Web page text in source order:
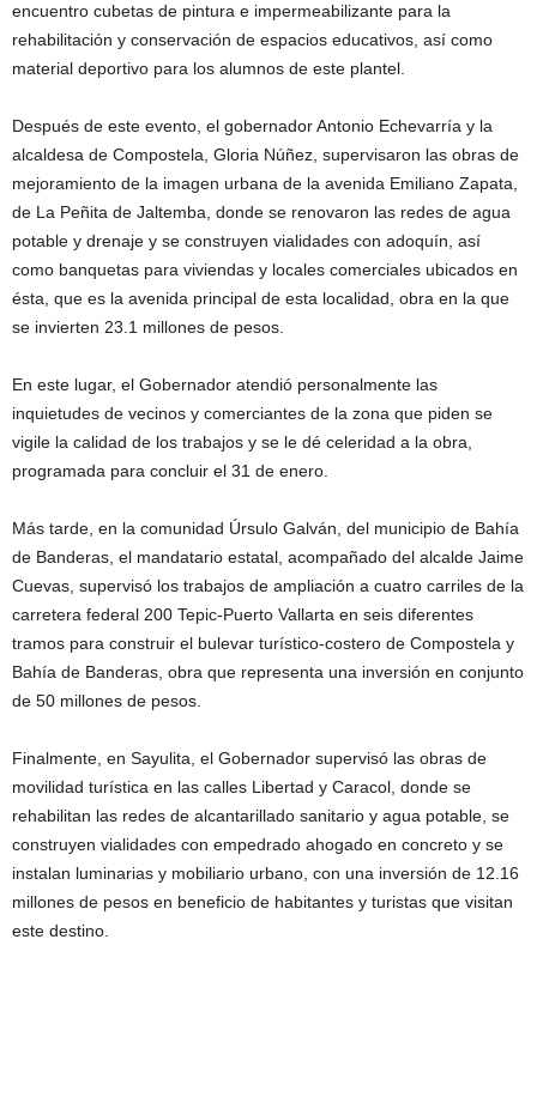
encuentro cubetas de pintura e impermeabilizante para la
rehabilitación y conservación de espacios educativos, así como
material deportivo para los alumnos de este plantel.
Después de este evento, el gobernador Antonio Echevarría y la
alcaldesa de Compostela, Gloria Núñez, supervisaron las obras de
mejoramiento de la imagen urbana de la avenida Emiliano Zapata,
de La Peñita de Jaltemba, donde se renovaron las redes de agua
potable y drenaje y se construyen vialidades con adoquín, así
como banquetas para viviendas y locales comerciales ubicados en
ésta, que es la avenida principal de esta localidad, obra en la que
se invierten 23.1 millones de pesos.
En este lugar, el Gobernador atendió personalmente las
inquietudes de vecinos y comerciantes de la zona que piden se
vigile la calidad de los trabajos y se le dé celeridad a la obra,
programada para concluir el 31 de enero.
Más tarde, en la comunidad Úrsulo Galván, del municipio de Bahía
de Banderas, el mandatario estatal, acompañado del alcalde Jaime
Cuevas, supervisó los trabajos de ampliación a cuatro carriles de la
carretera federal 200 Tepic-Puerto Vallarta en seis diferentes
tramos para construir el bulevar turístico-costero de Compostela y
Bahía de Banderas, obra que representa una inversión en conjunto
de 50 millones de pesos.
Finalmente, en Sayulita, el Gobernador supervisó las obras de
movilidad turística en las calles Libertad y Caracol, donde se
rehabilitan las redes de alcantarillado sanitario y agua potable, se
construyen vialidades con empedrado ahogado en concreto y se
instalan luminarias y mobiliario urbano, con una inversión de 12.16
millones de pesos en beneficio de habitantes y turistas que visitan
este destino.